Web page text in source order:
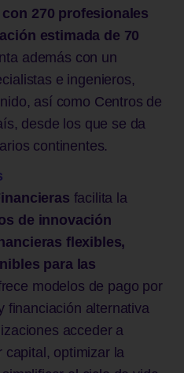
con 270 profesionales
estimada de 70
además con un
e ingenieros,
así como Centros de
desde los que se da
continentes.
facilita la
de innovación
flexibles,
para las
modelos de pago por
financiación alternativa
acceder a
capital, optimizar la